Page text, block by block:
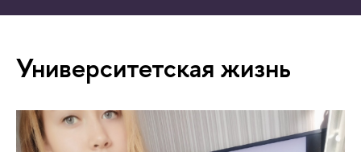
Университетская жизнь